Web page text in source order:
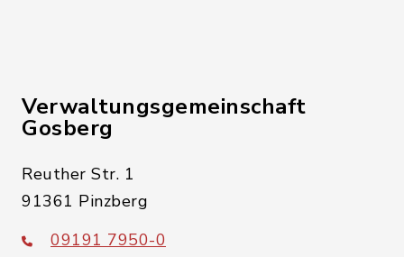
Verwaltungsgemeinschaft
Gosberg
Reuther Str. 1
91361 Pinzberg
09191 7950-0